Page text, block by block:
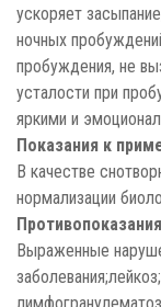
ускоряет
ночных
пробуждения, не
усталости при
яркими и
Показания к
В качестве
нормализации
Противопоказания
Выраженные